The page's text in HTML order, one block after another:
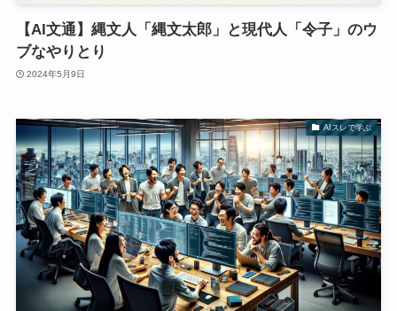
【AI文通】縄文人「縄文太郎」と現代人「令子」のウ
ブなやりとり
2024年5月9日
AIスレで学ぶ